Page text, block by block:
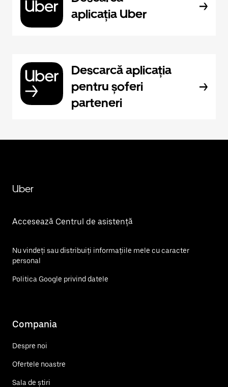
aplicația Uber
Descarcă aplicația
pentru șoferi
parteneri
Uber
Accesează Centrul de asistență
Nu vindeți sau distribuiți informațiile mele cu caracter
personal
Politica Google privind datele
Compania
Despre noi
Ofertele noastre
Sala de știri